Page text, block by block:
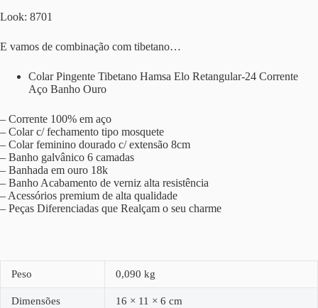
Look: 8701
E vamos de combinação com tibetano…
Colar Pingente Tibetano Hamsa Elo Retangular-24 Corrente
Aço Banho Ouro
– Corrente 100% em aço
– Colar c/ fechamento tipo mosquete
– Colar feminino dourado c/ extensão 8cm
– Banho galvânico 6 camadas
– Banhada em ouro 18k
– Banho Acabamento de verniz alta resistência
– Acessórios premium de alta qualidade
– Peças Diferenciadas que Realçam o seu charme
Peso 0,090 kg
Dimensões 16 × 11 × 6 cm